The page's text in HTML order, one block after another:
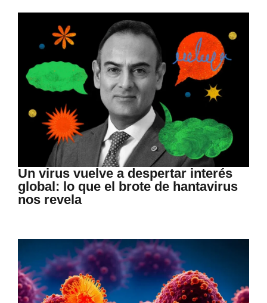
Un virus vuelve a despertar interés
global: lo que el brote de hantavirus
nos revela